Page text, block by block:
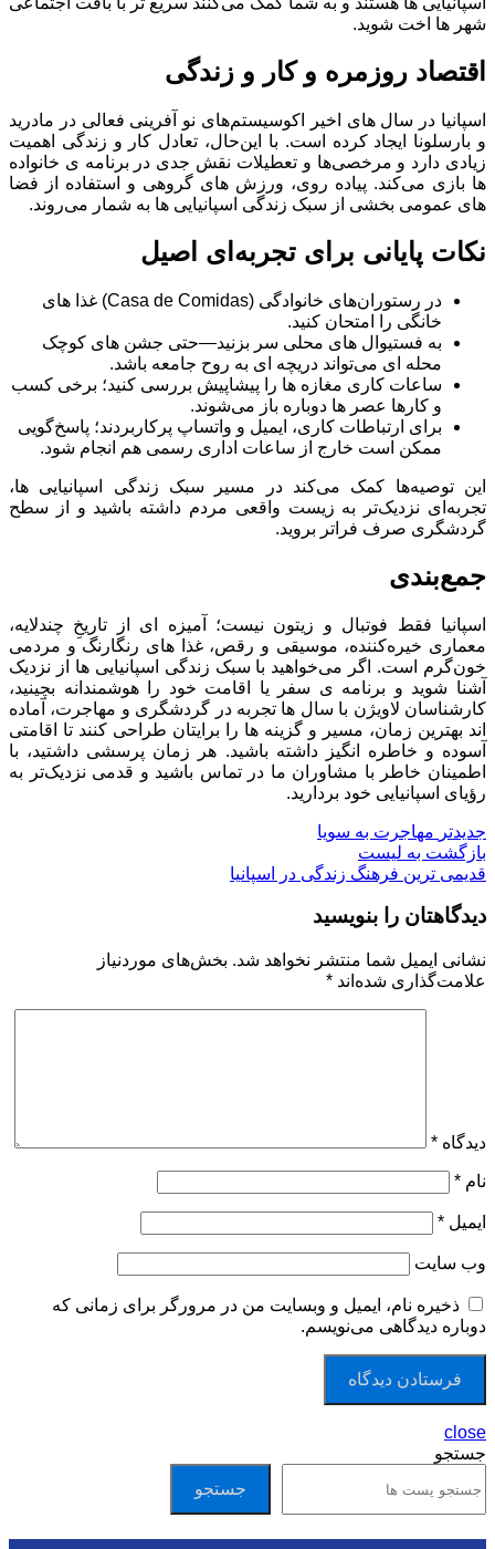
شهر ها اخت شوید.
اقتصاد روزمره و کار و زندگی
اسپانیا در سال‌ های اخیر اکوسیستم‌های نو آفرینی فعالی در مادرید
و بارسلونا ایجاد کرده است. با این‌حال، تعادل کار و زندگی اهمیت
زیادی دارد و مرخصی‌ها و تعطیلات نقش جدی در برنامه ‌ی خانواده
‌ها بازی می‌کند. پیاده‌ روی، ورزش‌ های گروهی و استفاده از فضا
های عمومی بخشی از سبک زندگی اسپانیایی ها به شمار می‌روند.
نکات پایانی برای تجربه‌ای اصیل
در رستوران‌های خانوادگی (Casa de Comidas) غذا های
خانگی را امتحان کنید.
به فستیوال ‌های محلی سر بزنید—حتی جشن‌ های کوچک
محله ‌ای می‌تواند دریچه ‌ای به روح جامعه باشد.
ساعات کاری مغازه‌ ها را پیشاپیش بررسی کنید؛ برخی کسب‌
و کارها عصر ها دوباره باز می‌شوند.
برای ارتباطات کاری، ایمیل و واتساپ پرکاربردند؛ پاسخ‌گویی
ممکن است خارج از ساعات اداری رسمی هم انجام شود.
این توصیه‌ها کمک می‌کند در مسیر سبک زندگی اسپانیایی ها،
تجربه‌ای نزدیک‌تر به زیست واقعی مردم داشته باشید و از سطح
گردشگری صرف فراتر بروید.
جمع‌بندی
اسپانیا فقط فوتبال و زیتون نیست؛ آمیزه ‌ای از تاریخِ چندلایه،
معماری خیره‌کننده، موسیقی و رقص، غذا های رنگارنگ و مردمی
خون‌گرم است. اگر می‌خواهید با سبک زندگی اسپانیایی ها از نزدیک
آشنا شوید و برنامه ‌ی سفر یا اقامت خود را هوشمندانه بچینید،
کارشناسان لاویژن با سال‌ ها تجربه در گردشگری و مهاجرت، آماده
‌اند بهترین زمان، مسیر و گزینه‌ ها را برایتان طراحی کنند تا اقامتی
آسوده و خاطره ‌انگیز داشته باشید. هر زمان پرسشی داشتید، با
اطمینان خاطر با مشاوران ما در تماس باشید و قدمی نزدیک‌تر به
رؤیای اسپانیایی خود بردارید.
جدیدتر مهاجرت به سویا
بازگشت به لیست
قدیمی ترین فرهنگ زندگی در اسپانیا
دیدگاهتان را بنویسید
نشانی ایمیل شما منتشر نخواهد شد. بخش‌های موردنیاز
علامت‌گذاری شده‌اند *
دیدگاه *
نام *
ایمیل *
وب‌ سایت
ذخیره نام، ایمیل و وبسایت من در مرورگر برای زمانی که
دوباره دیدگاهی می‌نویسم.
close
جستجو
جستجو